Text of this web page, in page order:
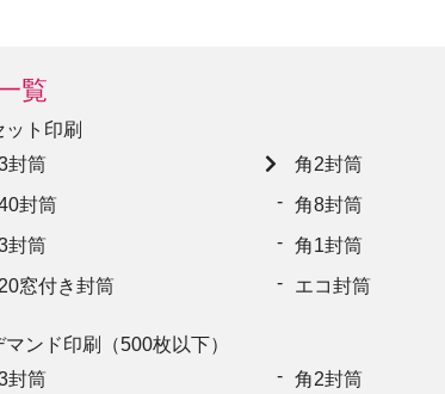
覧
ット印刷
封筒
角2封筒
封筒
角8封筒
封筒
角1封筒
窓付き封筒
エコ封筒
マンド印刷（500枚以下）
封筒
角2封筒